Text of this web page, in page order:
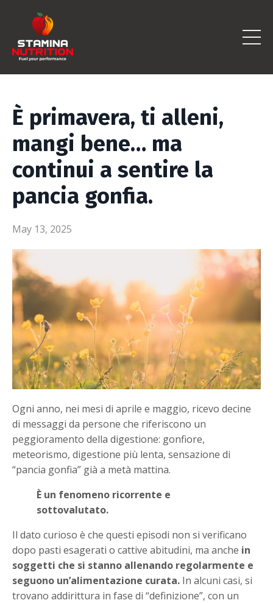
È primavera, ti alleni,
mangi bene… ma
continui a sentire la
pancia gonfia.
May 13, 2025
Ogni anno, nei mesi di aprile e maggio, ricevo decine
di messaggi da persone che riferiscono un
peggioramento della digestione: gonfiore,
meteorismo, digestione più lenta, sensazione di
“pancia gonfia” già a metà mattina.
È un fenomeno ricorrente e
sottovalutato.
Il dato curioso è che questi episodi non si verificano
dopo pasti esagerati o cattive abitudini, ma anche in
soggetti che si stanno allenando regolarmente e
seguono un’alimentazione curata. In alcuni casi, si
trovano addirittura in fase di “definizione”, con un